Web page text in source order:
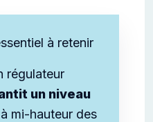
à retenir
régulateur
un niveau
à mi-hauteur des